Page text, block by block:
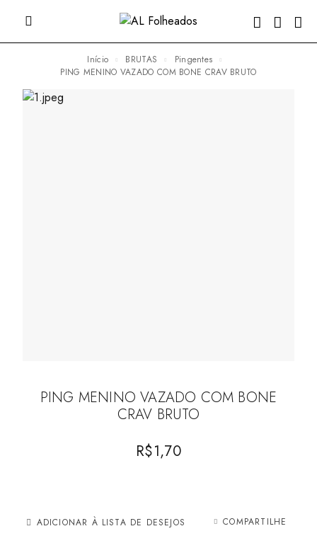
Início BRUTAS
Pingentes
PING MENINO VAZADO COM BONE CRAV BRUTO
PING MENINO VAZADO COM BONE
CRAV BRUTO
R$1,70
ADICIONAR À LISTA DE DESEJOS COMPARTILHE